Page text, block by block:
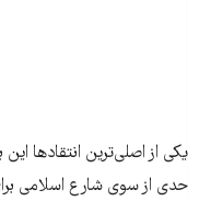
یکی از اصلی‌ترین انتقادها
حدی از سوی شارع اسلامی